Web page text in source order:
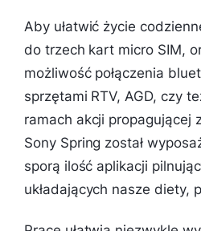
Aby ułatwić życie
do trzech kart micro SIM,
możliwość połączenia
sprzętami RTV, AGD, czy
ramach akcji propagującej
Sony Spring został
sporą ilość aplikacji
układających nasze diety,